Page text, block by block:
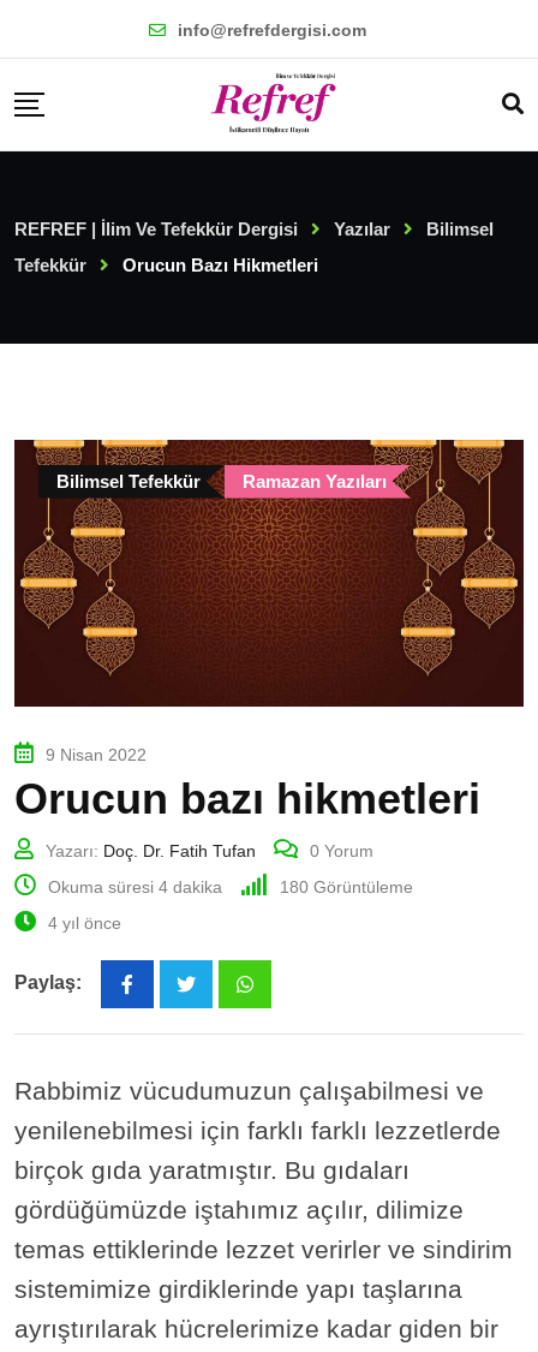
content
info@refrefdergisi.com
REFREF | İlim Ve Tefekkür Dergisi Yazılar
Bilimsel
Tefekkür
Orucun Bazı Hikmetleri
Bilimsel Tefekkür Ramazan Yazıları
9 Nisan 2022
Orucun bazı hikmetleri
Yazarı: Doç. Dr. Fatih Tufan 0 Yorum
Okuma süresi 4 dakika
180 Görüntüleme
4 yıl önce
Paylaş:
Rabbimiz vücudumuzun çalışabilmesi ve
yenilenebilmesi için farklı farklı lezzetlerde
birçok gıda yaratmıştır. Bu gıdaları
gördüğümüzde iştahımız açılır, dilimize
temas ettiklerinde lezzet verirler ve sindirim
sistemimize girdiklerinde yapı taşlarına
ayrıştırılarak hücrelerimize kadar giden bir